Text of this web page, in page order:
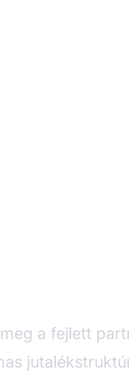
a fejlett